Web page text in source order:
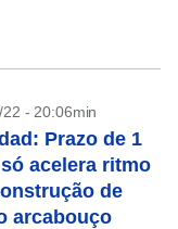
22 - 20:06min
Prazo de 1
acelera ritmo
de
arcabouço